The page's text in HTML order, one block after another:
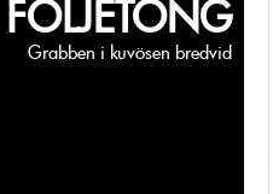
FÖLJETONG
Grabben i kuvösen bredvid